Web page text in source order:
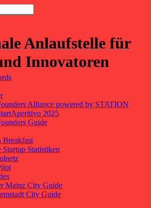
Anlaufstelle für
Innovatoren
Alliance powered by STATION
2025
Guide
Breakfast
Startup Statistiken
Mainz City Guide
City Guide